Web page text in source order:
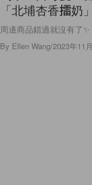
「北埔杏香擂奶
周邊商品錯過就沒有了✨
By Ellen Wang/2023年11